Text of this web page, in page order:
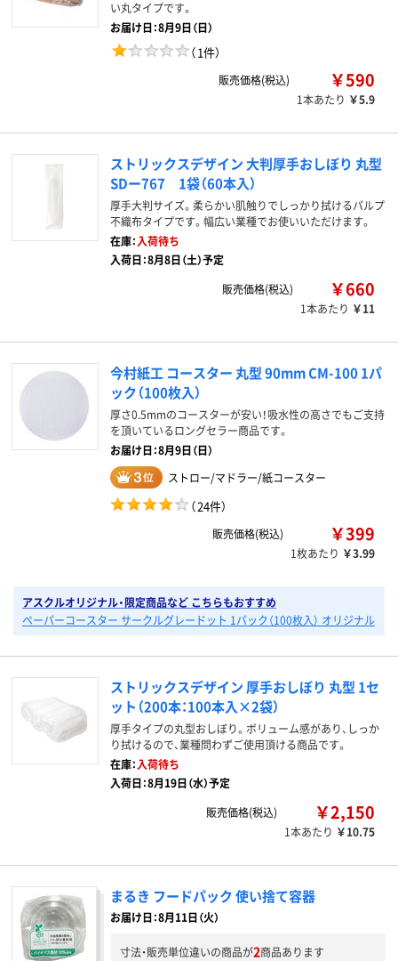
い丸タイプです。
お届け日：8月9日（日）
（1件）
販売価格(税込) ￥590
1本あたり ￥5.9
ストリックスデザイン 大判厚手おしぼり 丸型
SDー767 1袋（60本入）
厚手大判サイズ。柔らかい肌触りでしっかり拭けるパルプ
不織布タイプです。幅広い業種でお使いいただけます。
在庫：入荷待ち
入荷日：8月8日（土）予定
販売価格(税込)
￥660
1本あたり ￥11
今村紙工 コースター 丸型 90mm CM-100 1パ
ック（100枚入）
厚さ0.5mmのコースターが安い！吸水性の高さでもご支持
を頂いているロングセラー商品です。
お届け日：8月9日（日）
ストロー/マドラー/紙コースター
（24件）
販売価格(税込) ￥399
1枚あたり ￥3.99
アスクルオリジナル・限定商品など こちらもおすすめ
ペーパーコースター サークルグレードット 1パック（100枚入） オリジナル
ストリックスデザイン 厚手おしぼり 丸型 1セ
ット（200本：100本入×2袋）
厚手タイプの丸型おしぼり。ボリューム感があり、しっか
り拭けるので、業種問わずご使用頂ける商品です。
在庫：入荷待ち
入荷日：8月19日（水）予定
販売価格(税込)
￥2,150
1本あたり ￥10.75
まるき フードパック 使い捨て容器
お届け日：8月11日（火）
寸法・販売単位違いの商品が2商品あります